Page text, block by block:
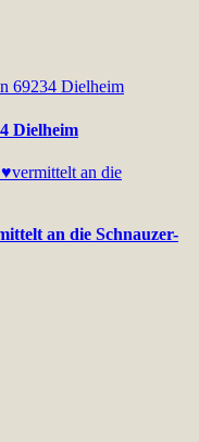
Dielheim
an die Schnauzer-